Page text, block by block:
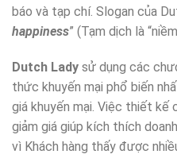
báo và tạp chí. Slogan của
happiness” (Tạm dịch là
Dutch Lady sử dụng các
thức khuyến mại phổ biến
giá khuyến mại. Việc thiết kế
giảm giá giúp kích thích
vì Khách hàng thấy được